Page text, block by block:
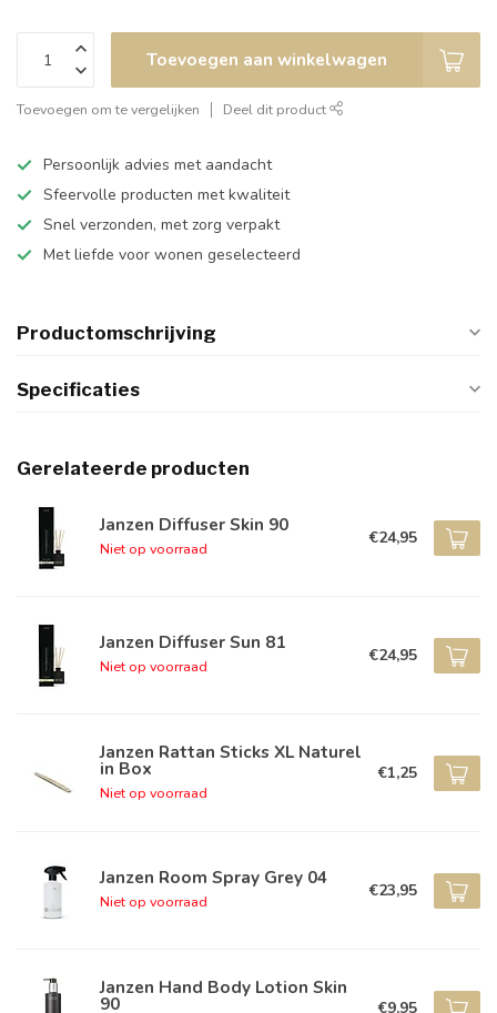
Toevoegen aan winkelwagen
Toevoegen om te vergelijken Deel dit product
Persoonlijk advies met aandacht
Sfeervolle producten met kwaliteit
Snel verzonden, met zorg verpakt
Met liefde voor wonen geselecteerd
Productomschrijving
Specificaties
Gerelateerde producten
Janzen Diffuser Skin 90
Niet op voorraad
€24,95
Janzen Diffuser Sun 81
Niet op voorraad
€24,95
Janzen Rattan Sticks XL Naturel
in Box
Niet op voorraad
€1,25
Janzen Room Spray Grey 04
Niet op voorraad
€23,95
Janzen Hand Body Lotion Skin
90 €9,95